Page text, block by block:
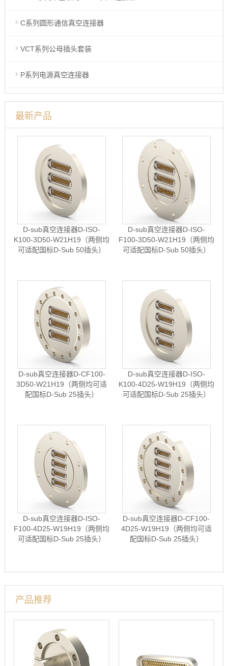
C系列圆形通信真空连接器
VCT系列公母插头套装
P系列电源真空连接器
最新产品
D-sub真空连接器D-ISO-
K100-3D50-W21H19（两侧均
可适配国标D-Sub 50插头）
D-sub真空连接器D-ISO-
F100-3D50-W21H19（两侧均
可适配国标D-Sub 50插头）
D-sub真空连接器D-CF100-
3D50-W21H19（两侧均可适
配国标D-Sub 25插头）
D-sub真空连接器D-ISO-
K100-4D25-W19H19（两侧均
可适配国标D-Sub 25插头）
D-sub真空连接器D-ISO-
F100-4D25-W19H19（两侧均
可适配国标D-Sub 25插头）
D-sub真空连接器D-CF100-
4D25-W19H19（两侧均可适
配国标D-Sub 25插头）
产品推荐